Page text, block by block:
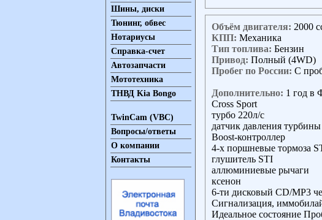
Шины, диски
Тюнинг, обвес
Нотариусы
Справка-счет
Автозапчасти
Мототехника
ТНВД Kia Bongo
TwinCam (VBC)
Вопросы/ответы
О компании
Контакты
Объём двигателя: 2000
КПП: Механика
Тип топлива: Бензин
Привод: Полный (4WD)
Пробег по России: С
Дополнительно: 1 год в
Cross Sport
турбо 220л/с
датчик давления
Boost-контроллер
4-х поршневые тормоза
глушитель STI
аллюминиевые рычаги
ксенон
6-ти дисковый CD/MP3
Сигнализация,
Идеальное состояние